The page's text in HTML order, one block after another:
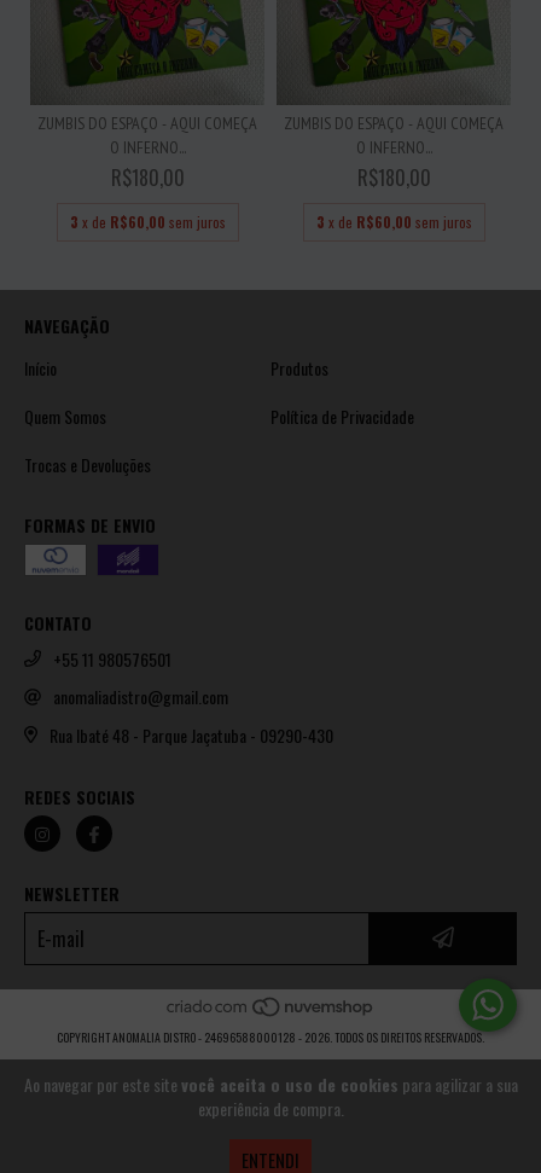
Ao navegar por este sitevocê aceita o uso de cookies para agilizar a sua
experiência de compra.
ENTENDI
ZUMBIS DO ESPAÇO - AQUI COMEÇA
O INFERNO...
R$180,00
3 x de R$60,00 sem juros
ZUMBIS DO ESPAÇO - AQUI COMEÇA
O INFERNO...
R$180,00
3 x de R$60,00 sem juros
NAVEGAÇÃO
Início
Produtos
Quem Somos
Política de Privacidade
Trocas e Devoluções
FORMAS DE ENVIO
CONTATO
+55 11 980576501
anomaliadistro@gmail.com
Rua Ibaté 48 - Parque Jaçatuba - 09290-430
REDES SOCIAIS
NEWSLETTER
COPYRIGHT ANOMALIA DISTRO - 24696588000128 - 2026. TODOS OS DIREITOS RESERVADOS.